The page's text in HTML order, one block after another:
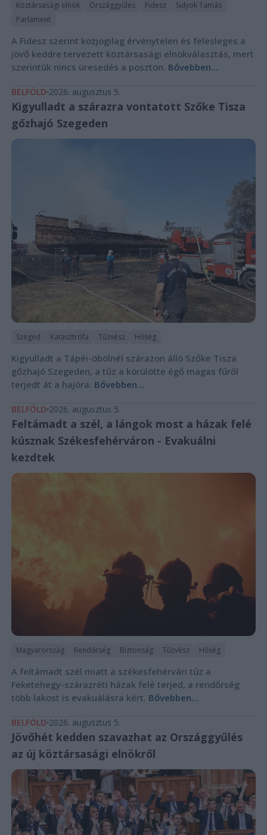
Köztársasági elnök Országgyűlés Fidesz
Sulyok Tamás
Parlament
A Fidesz szerint közjogilag érvénytelen és felesleges a
jövő keddre tervezett köztársasági elnökválasztás, mert
szerintük nincs üresedés a poszton. Bővebben...
BELFÖLD 2026. augusztus 5.
Kigyulladt a szárazra vontatott Szőke Tisza
gőzhajó Szegeden
Szeged Katasztrófa Tűzvész Hőség
Kigyulladt a Tápéi-öbölnél szárazon álló Szőke Tisza
gőzhajó Szegeden, a tűz a körülötte égő magas fűről
terjedt át a hajóra. Bővebben...
BELFÖLD 2026. augusztus 5.
Feltámadt a szél, a lángok most a házak felé
kúsznak Székesfehérváron - Evakuálni
kezdtek
Magyarország Rendőrség Biztonság Tűzvész Hőség
A feltámadt szél miatt a székesfehérvári tűz a
Feketehegy-szárazréti házak felé terjed, a rendőrség
több lakost is evakuálásra kért. Bővebben...
BELFÖLD 2026. augusztus 5.
Jövőhét kedden szavazhat az Országgyűlés
az új köztársasági elnökről